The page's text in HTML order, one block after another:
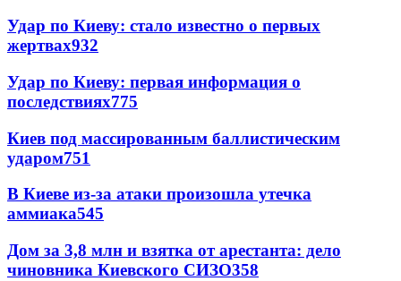
Удар по Киеву: стало известно о первых
жертвах932
Удар по Киеву: первая информация о
последствиях775
Киев под массированным баллистическим
ударом751
В Киеве из-за атаки произошла утечка
аммиака545
Дом за 3,8 млн и взятка от арестанта: дело
чиновника Киевского СИЗО358